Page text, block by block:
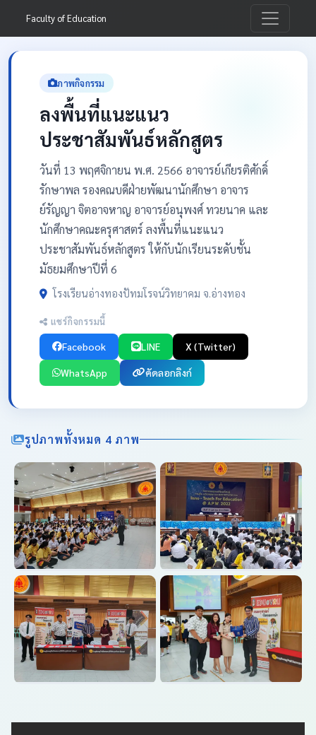
Faculty of Education
ภาพกิจกรรม
ลงพื้นที่แนะแนว
ประชาสัมพันธ์หลักสูตร
วันที่ 13 พฤศจิกายน พ.ศ. 2566 อาจารย์เกียรติศักดิ์
รักษาพล รองคณบดีฝ่ายพัฒนานักศึกษา อาจาร
ย์รัญญา จิตอาจหาญ อาจารย์อนุพงศ์ ทวยนาค และ
นักศึกษาคณะครุศาสตร์ ลงพื้นที่แนะแนว
ประชาสัมพันธ์หลักสูตร ให้กับนักเรียนระดับชั้น
มัธยมศึกษาปีที่ 6
โรงเรียนอ่างทองปัทมโรจน์วิทยาคม จ.อ่างทอง
แชร์กิจกรรมนี้
Facebook LINE X (Twitter)
WhatsApp คัดลอกลิงก์
รูปภาพทั้งหมด 4 ภาพ